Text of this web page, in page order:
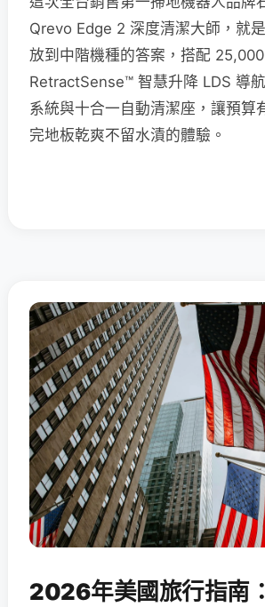
Qrevo Edge 2 深度清潔大師，就
放到中階機種的答案，搭配
RetractSense™ 智慧升降 LDS 導
系統與十合一自動清潔座，讓預算
完地板乾爽不留水漬的體驗。
2026年美國旅行指南